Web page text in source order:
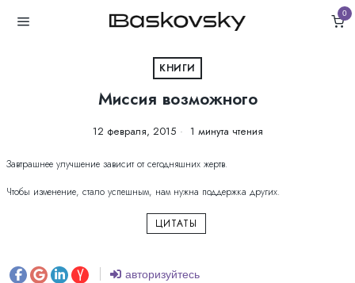
0
КНИГИ
Миссия возможного
12 февраля, 2015 1 минута чтения
Завтрашнее улучшение зависит от сегодняшних жертв.
Чтобы изменение, стало успешным, нам нужна поддержка других.
ЦИТАТЫ
авторизуйтесь